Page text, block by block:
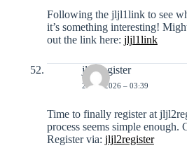
Following the jljl1link to see
it’s something interesting!
out the link here: jljl1link
jljl2register
20-01-2026 – 03:39
Time to finally register at
process seems simple enough.
Register via: jljl2register